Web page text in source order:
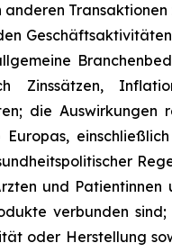
Transaktionen
Zinssätzen,
die Auswirkungen
und Patientinnen
verbunden
oder Herstellung